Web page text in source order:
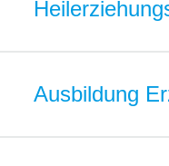
Ausbildung